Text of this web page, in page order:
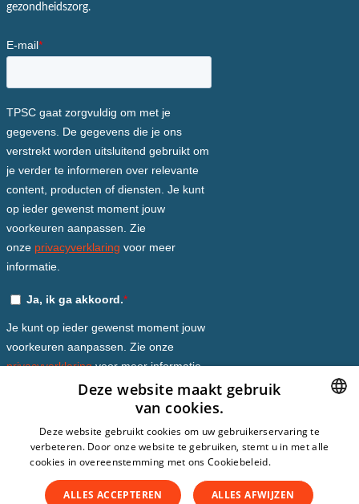
gezondheidszorg.
DUTCH
ENGLISH
Deze website maakt gebruik
van cookies.
Deze website gebruikt cookies om uw gebruikerservaring te
verbeteren. Door onze website te gebruiken, stemt u in met alle
cookies in overeenstemming met ons Cookiebeleid.
ALLES ACCEPTEREN ALLES AFWIJZEN